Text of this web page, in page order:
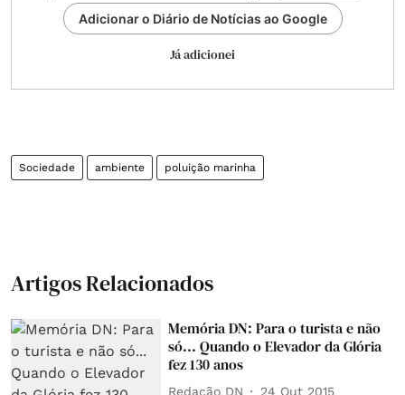
Adicionar o Diário de Notícias ao Google
Já adicionei
Sociedade ambiente poluição marinha
Artigos Relacionados
Memória DN: Para o turista e não
só... Quando o Elevador da Glória
fez 130 anos
Redação DN 24 Out 2015